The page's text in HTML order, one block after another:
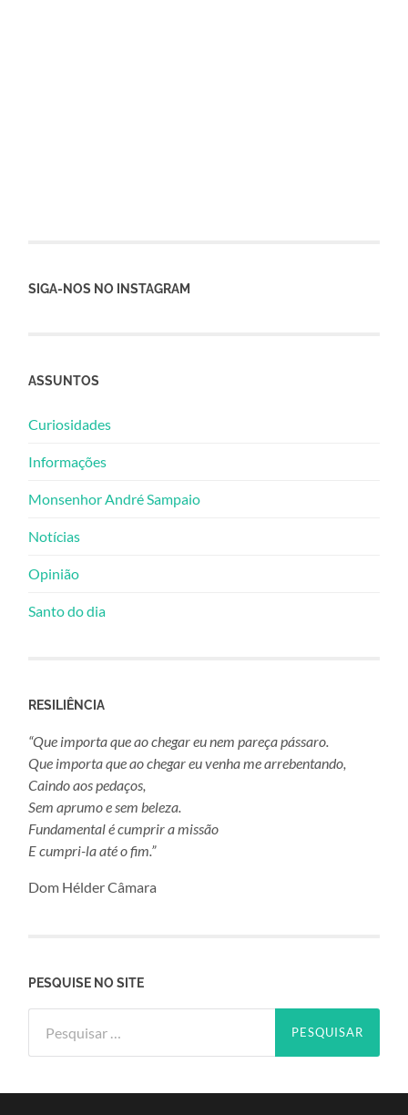
SIGA-NOS NO INSTAGRAM
ASSUNTOS
Curiosidades
Informações
Monsenhor André Sampaio
Notícias
Opinião
Santo do dia
RESILIÊNCIA
“Que importa que ao chegar eu nem pareça pássaro.
Que importa que ao chegar eu venha me arrebentando,
Caindo aos pedaços,
Sem aprumo e sem beleza.
Fundamental é cumprir a missão
E cumpri-la até o fim.”
Dom Hélder Câmara
PESQUISE NO SITE
por: